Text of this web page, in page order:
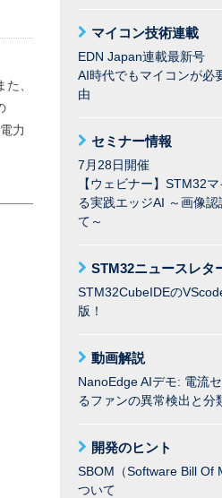
、
力
マイコン技術連載
EDN Japan連載最新号
AI時代でもマイコンが必
由
セミナー情報
7月28日開催
【ウェビナー】STM32
る実践エッジAI ～画像認
て～
STM32ニュースレタ
STM32CubeIDEの
版！
動画解説
NanoEdge AIデモ: 電流
るファンの異常検出と分
開発のヒント
SBOM（Software Bill Of
ついて